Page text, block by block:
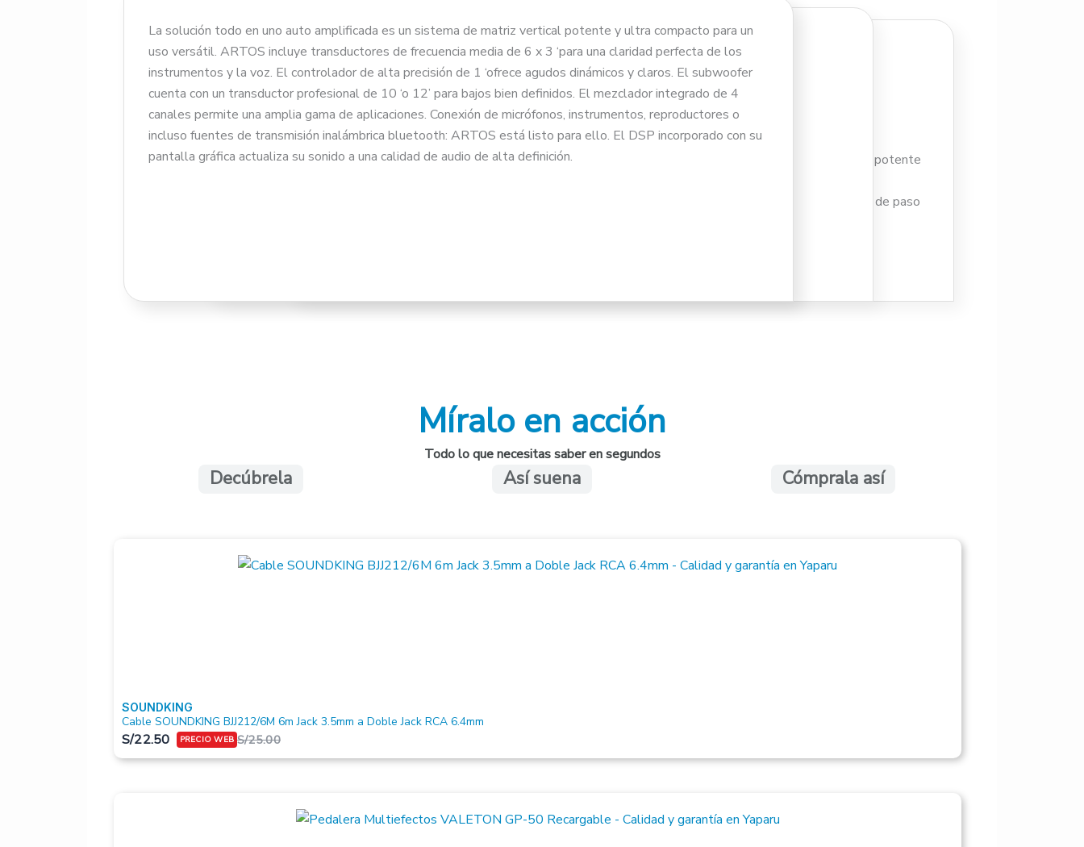
La solución todo en uno auto amplificada es un sistema de matriz vertical potente y ultra compacto para un
uso versátil. ARTOS incluye transductores de frecuencia media de 6 x 3 ‘para una claridad perfecta de los
instrumentos y la voz. El controlador de alta precisión de 1 ‘ofrece agudos dinámicos y claros. El subwoofer
cuenta con un transductor profesional de 10 ‘o 12’ para bajos bien definidos. El mezclador integrado de 4
canales permite una amplia gama de aplicaciones. Conexión de micrófonos, instrumentos, reproductores o
incluso fuentes de transmisión inalámbrica bluetooth: ARTOS está listo para ello. El DSP incorporado con su
pantalla gráfica actualiza su sonido a una calidad de audio de alta definición.
CARACTERÍSTICAS
SUBWOOFERS ALIMENTADOS DE 12 ‘CON MEZCLADOR DIGITAL DE 4 CANALES
• Amplio mezclador de 4 canales:
• 2 x entrada MIC / LINE (ajustable), 1 x entrada estéreo RCA, 1 x entrada de instrumento HI-Z,
• 2 x salidas de línea XLR, 1 x controlador SUB LEVEL para acceso rápido
• Módulos amplificadores de clase D con 2 x 300 W (RMS) para baja distorsión y excelente sonido, potente
• Potente DSP de 24 bits con pantalla, codificador ONE CONTROL, almacenable pre ajustes, filtro de paso
Míralo en acción
Todo lo que necesitas saber en segundos
Decúbrela Así suena Cómprala así
SOUNDKING
Cable SOUNDKING BJJ212/6M 6m Jack 3.5mm a Doble Jack RCA 6.4mm
S/25.00
S/22.50